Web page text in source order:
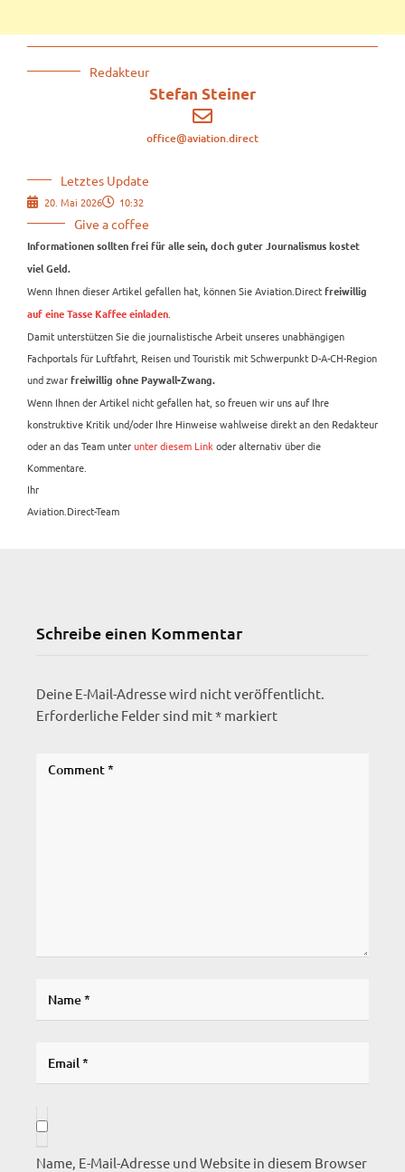
Redakteur
Stefan Steiner
office@aviation.direct
Letztes Update
20. Mai 2026 10:32
Give a coffee
Informationen sollten frei für alle sein, doch guter Journalismus kostet
viel Geld.
Wenn Ihnen dieser Artikel gefallen hat, können Sie Aviation.Direct freiwillig
auf eine Tasse Kaffee einladen
Damit unterstützen Sie die journalistische Arbeit unseres unabhängigen
Fachportals für Luftfahrt, Reisen und Touristik mit Schwerpunkt D-A-CH-Region
und zwar freiwillig ohne Paywall-Zwang.
Wenn Ihnen der Artikel nicht gefallen hat, so freuen wir uns auf Ihre
konstruktive Kritik und/oder Ihre Hinweise wahlweise direkt an den Redakteur
oder an das Team unterunter diesem Link oder alternativ über die
Kommentare.
Ihr
Aviation.Direct-Team
Schreibe einen Kommentar
Deine E-Mail-Adresse wird nicht veröffentlicht.
Erforderliche Felder sind mit* markiert
Name, E-Mail-Adresse und Website in diesem Browser